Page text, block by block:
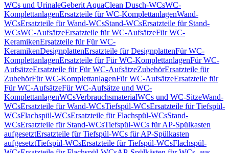
WCs und UrinaleGeberit AquaClean Dusch-WCsWC-
KomplettanlagenErsatzteile für WC-KomplettanlagenWand-
WCsErsatzteile für Wand-WCsStand-WCsErsatzteile für Stand-
WCsWC-AufsätzeErsatzteile für WC-AufsätzeFür WC-
KeramikenErsatzteile für Für WC-
KeramikenDesignplattenErsatzteile für DesignplattenFür WC-
KomplettanlagenErsatzteile für Für WC-KomplettanlagenFür WC-
AufsätzeErsatzteile für Für WC-AufsätzeZubehörErsatzteile für
ZubehörFür WC-KomplettanlagenFür WC-AufsätzeErsatzteile für
Für WC-AufsätzeFür WC-Aufsätze und WC-
KomplettanlagenWCsVerbrauchsmaterialWCs und WC-SitzeWand-
WCsErsatzteile für Wand-WCsTiefspül-WCsErsatzteile für Tiefspül-
WCsFlachspül-WCsErsatzteile für Flachspül-WCsStand-
WCsErsatzteile für Stand-WCsTiefspül-WCs für AP-Spülkasten
aufgesetztErsatzteile für Tiefspül-WCs für AP-Spülkasten
aufgesetztTiefspül-WCsErsatzteile für Tiefspül-WCsFlachspül-